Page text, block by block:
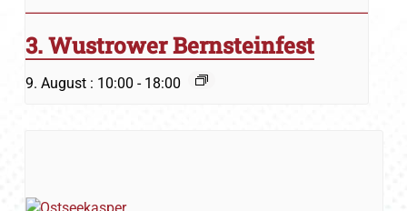
3. Wustrower Bernsteinfest
9. August : 10:00 - 18:00